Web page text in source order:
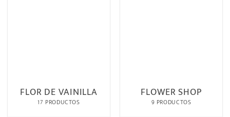
FLOR DE VAINILLA
17 PRODUCTOS
FLOWER SHOP
9 PRODUCTOS